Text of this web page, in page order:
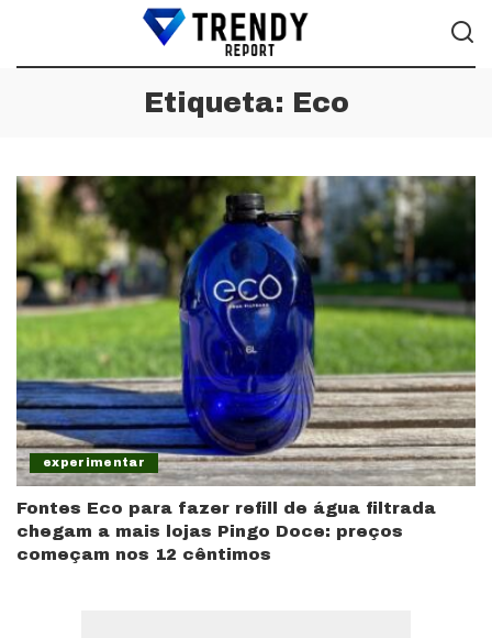
Etiqueta: Eco
experimentar
Fontes Eco para fazer refill de água filtrada
chegam a mais lojas Pingo Doce: preços
começam nos 12 cêntimos